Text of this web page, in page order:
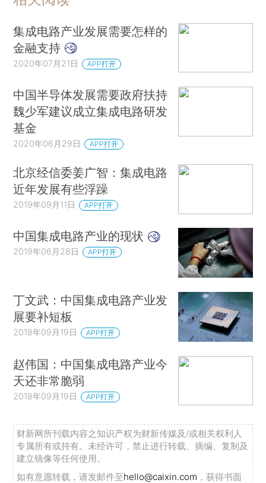
集成电路产业发展需要怎样的
金融支持
2020年07月21日 APP打开
中国半导体发展需要政府扶持
魏少军建议成立集成电路研发
基金
2020年06月29日 APP打开
北京经信委姜广智：集成电路
近年发展有些浮躁
2019年09月11日 APP打开
中国集成电路产业的现状
2019年06月28日 APP打开
丁文武：中国集成电路产业发
展要补短板
2018年09月19日 APP打开
赵伟国：中国集成电路产业今
天还非常脆弱
2018年09月19日 APP打开
财新网所刊载内容之知识产权为财新传媒及/或相关权利人
专属所有或持有。未经许可，禁止进行转载、摘编、复制及
建立镜像等任何使用。
如有意愿转载，请发邮件至hello@caixin.com ，获得书面